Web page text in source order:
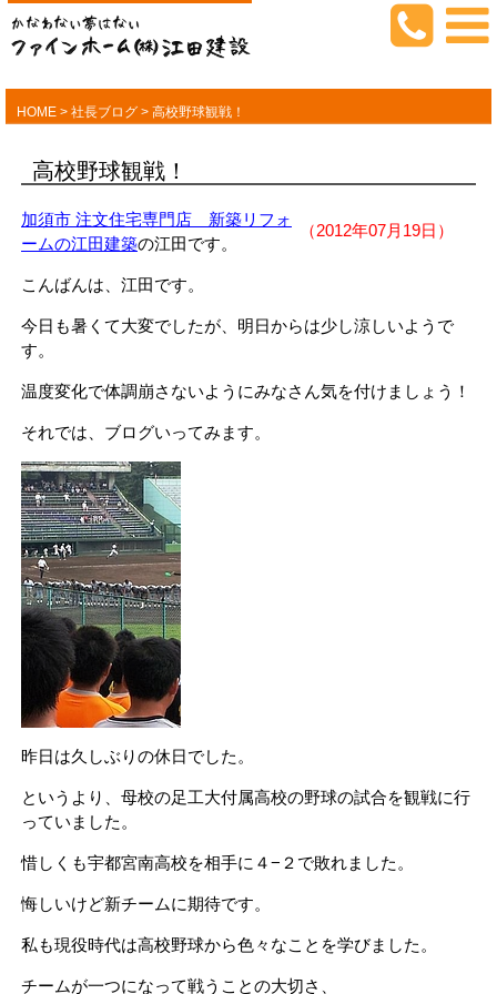
HOME > 社長ブログ > 高校野球観戦！
高校野球観戦！
（2012年07月19日）
加須市 注文住宅専門店 新築リフォ
ームの江田建築の江田です。
こんばんは、江田です。
今日も暑くて大変でしたが、明日からは少し涼しいようで
す。
温度変化で体調崩さないようにみなさん気を付けましょう！
それでは、ブログいってみます。
昨日は久しぶりの休日でした。
というより、母校の足工大付属高校の野球の試合を観戦に行
っていました。
惜しくも宇都宮南高校を相手に４−２で敗れました。
悔しいけど新チームに期待です。
私も現役時代は高校野球から色々なことを学びました。
チームが一つになって戦うことの大切さ、